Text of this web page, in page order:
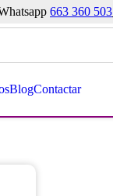
663 360 503
BlogContactar